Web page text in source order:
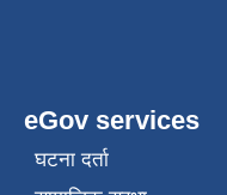
eGov services
घटना दर्ता